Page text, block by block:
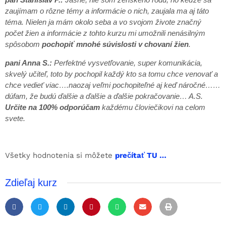
zaujímam o rôzne témy a informácie o nich, zaujala ma aj táto
téma. Nielen ja mám okolo seba a vo svojom živote značný
počet žien a informácie z tohto kurzu mi umožnili nenásilným
spôsobom pochopiť mnohé súvislosti v chovaní žien.
pani Anna S.: Perfektné vysvetľovanie, super komunikácia,
skvelý učiteľ, toto by pochopil každý kto sa tomu chce venovať a
chce vedieť viac….naozaj veľmi pochopiteľné aj keď náročné……
dúfam, že budú ďalšie a ďalšie a ďalšie pokračovanie… A.S.
Určite na 100% odporúčam každému človiečikovi na celom
svete.
Všetky hodnotenia si môžete prečítať TU …
Zdieľaj kurz